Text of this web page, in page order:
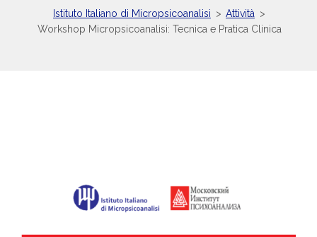
Istituto Italiano di Micropsicoanalisi > Attività >
Workshop Micropsicoanalisi: Tecnica e Pratica Clinica